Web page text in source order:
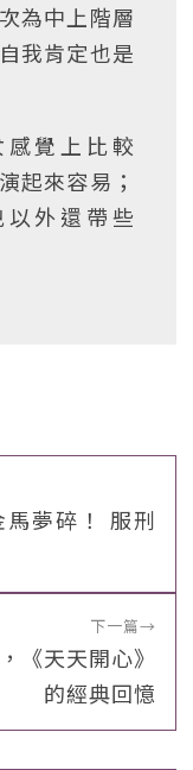
為中上階層
我肯定也是
覺上比較
起來容易；
外還帶些
馬夢碎！ 服刑
下一篇→
《天天開心》
的經典回憶